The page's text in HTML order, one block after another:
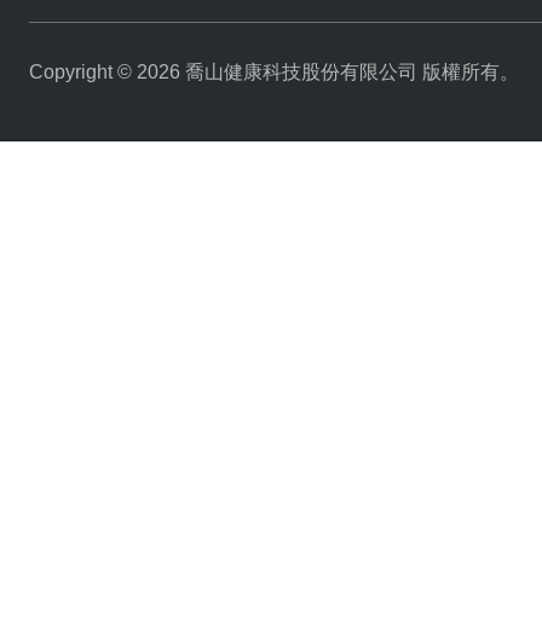
Copyright © 2026 喬山健康科技股份有限公司 版權所有。